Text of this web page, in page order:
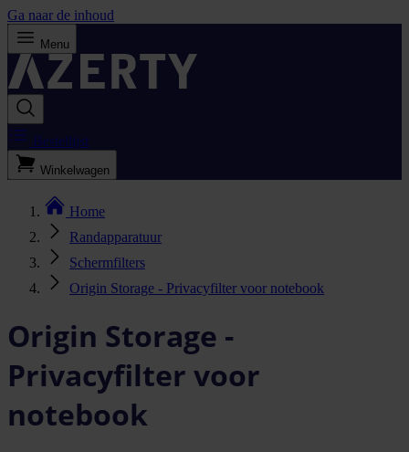
Ga naar de inhoud
Menu
Bestellijst
Winkelwagen
Home
Randapparatuur
Schermfilters
Origin Storage - Privacyfilter voor notebook
Origin Storage -
Privacyfilter voor
notebook